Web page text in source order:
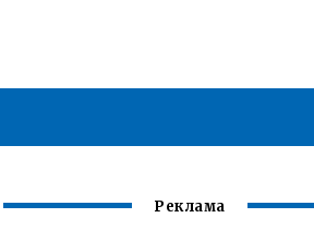
Реклама